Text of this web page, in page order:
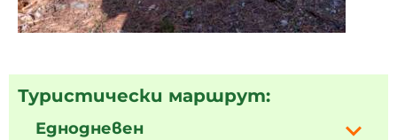
Туристически маршрут:
Еднодневен